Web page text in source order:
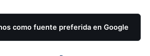
como fuente preferida en Google